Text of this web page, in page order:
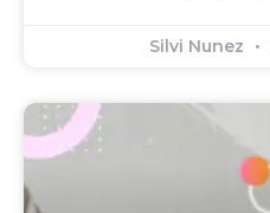
Silvi Nunez